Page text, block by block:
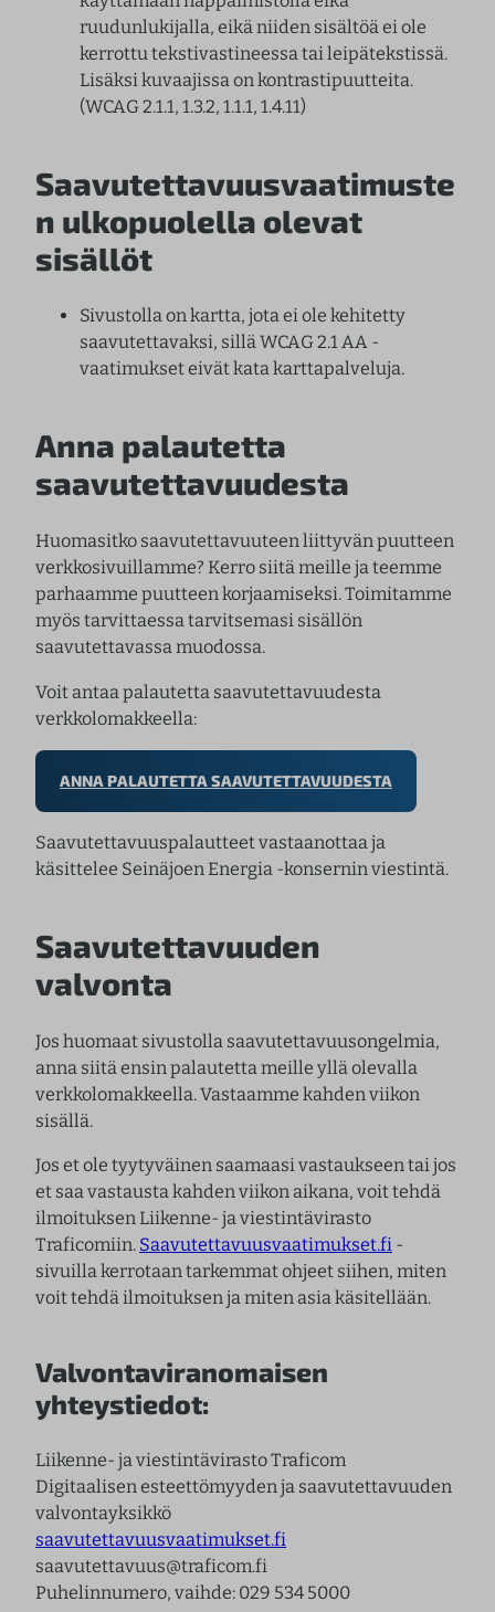
ruudunlukijalla, eikä niiden sisältöä ei ole
kerrottu tekstivastineessa tai leipätekstissä.
Lisäksi kuvaajissa on kontrastipuutteita.
(WCAG 2.1.1, 1.3.2, 1.1.1, 1.4.11)
Saavutettavuusvaatimuste
n ulkopuolella olevat
sisällöt
Sivustolla on kartta, jota ei ole kehitetty
saavutettavaksi, sillä WCAG 2.1 AA -
vaatimukset eivät kata karttapalveluja.
Anna palautetta
saavutettavuudesta
Huomasitko saavutettavuuteen liittyvän puutteen
verkkosivuillamme? Kerro siitä meille ja teemme
parhaamme puutteen korjaamiseksi. Toimitamme
myös tarvittaessa tarvitsemasi sisällön
saavutettavassa muodossa.
Voit antaa palautetta saavutettavuudesta
verkkolomakkeella:
ANNA PALAUTETTA SAAVUTETTAVUUDESTA
Saavutettavuuspalautteet vastaanottaa ja
käsittelee Seinäjoen Energia -konsernin viestintä.
Saavutettavuuden
valvonta
Jos huomaat sivustolla saavutettavuusongelmia,
anna siitä ensin palautetta meille yllä olevalla
verkkolomakkeella. Vastaamme kahden viikon
sisällä.
Jos et ole tyytyväinen saamaasi vastaukseen tai jos
et saa vastausta kahden viikon aikana, voit tehdä
ilmoituksen Liikenne- ja viestintävirasto
Traficomiin. Saavutettavuusvaatimukset.fi -
sivuilla kerrotaan tarkemmat ohjeet siihen, miten
voit tehdä ilmoituksen ja miten asia käsitellään.
Valvontaviranomaisen
yhteystiedot:
Liikenne- ja viestintävirasto Traficom
Digitaalisen esteettömyyden ja saavutettavuuden
valvontayksikkö
saavutettavuusvaatimukset.fi
saavutettavuus@traficom.fi
Puhelinnumero, vaihde: 029 534 5000